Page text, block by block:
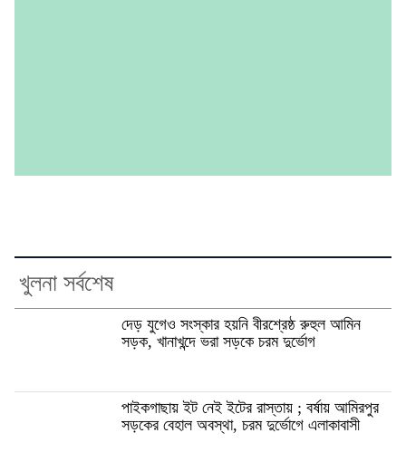
খুলনা সর্বশেষ
দেড় যুগেও সংস্কার হয়নি বীরশ্রেষ্ঠ রুহুল আমিন
সড়ক, খানাখন্দে ভরা সড়কে চরম দুর্ভোগ
পাইকগাছায় ইট নেই ইটের রাস্তায় ; বর্ষায় আমিরপুর
সড়কের বেহাল অবস্থা, চরম দুর্ভোগে এলাকাবাসী